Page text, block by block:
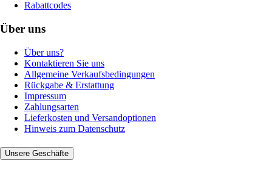
Rabattcodes
Über uns
Über uns?
Kontaktieren Sie uns
Allgemeine Verkaufsbedingungen
Rückgabe & Erstattung
Impressum
Zahlungsarten
Lieferkosten und Versandoptionen
Hinweis zum Datenschutz
Unsere Geschäfte